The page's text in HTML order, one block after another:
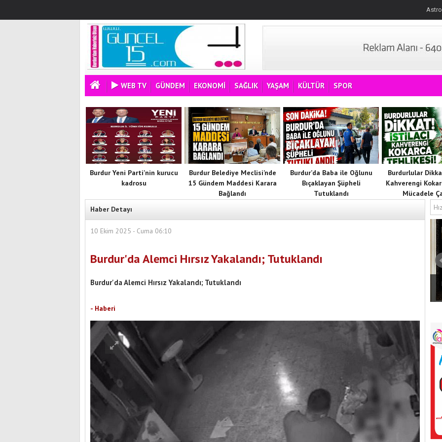
WEB TV GÜNDEM EKONOMİ SAĞLIK YAŞAM KÜLTÜR SPOR
Burdur Yeni Parti'nin kurucu
kadrosu
Burdur Belediye Meclisi’nde
15 Gündem Maddesi Karara
Bağlandı
Burdur’da Baba ile Oğlunu
Bıçaklayan Şüpheli
Tutuklandı
Burdurlular
Kahverengi
Mücadele
Haber Detayı
10 Ekim 2025 - Cuma 06:10
Burdur'da Alemci Hırsız Yakalandı; Tutuklandı
Burdur'da Alemci Hırsız Yakalandı; Tutuklandı
- Haberi
Uzman Onbaşı Hikmet Zengin Parkı